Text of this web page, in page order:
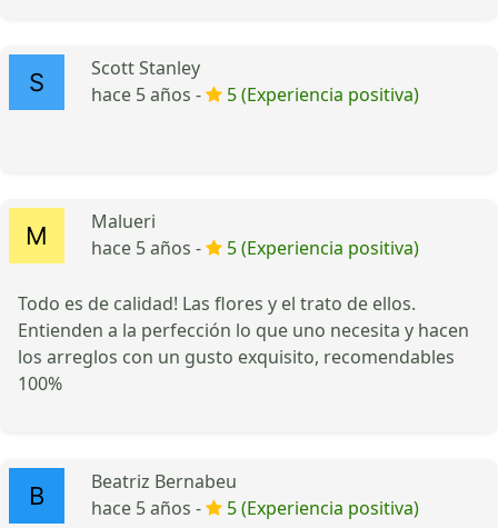
Scott Stanley
hace 5 años -
5 (Experiencia positiva)
Malueri
hace 5 años -
5 (Experiencia positiva)
Todo es de calidad! Las flores y el trato de ellos.
Entienden a la perfección lo que uno necesita y hacen
los arreglos con un gusto exquisito, recomendables
100%
Beatriz Bernabeu
hace 5 años -
5 (Experiencia positiva)